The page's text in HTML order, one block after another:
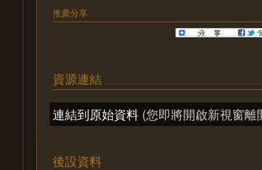
推薦分享
資源連結
連結到原始資料 (您即將開啟新視窗離
後設資料